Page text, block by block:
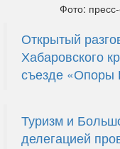
Фото:
Открытый
Хабаровского
съезде «Опоры
Туризм и
делегацией